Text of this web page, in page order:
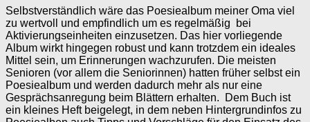
Selbstverständlich wäre das Poesiealbum meiner Oma viel
zu wertvoll und empfindlich um es regelmäßig bei
Aktivierungseinheiten einzusetzen. Das hier vorliegende
Album wirkt hingegen robust und kann trotzdem ein ideales
Mittel sein, um Erinnerungen wachzurufen. Die meisten
Senioren (vor allem die Seniorinnen) hatten früher selbst ein
Poesiealbum und werden dadurch mehr als nur eine
Gesprächsanregung beim Blättern erhalten. Dem Buch ist
ein kleines Heft beigelegt, in dem neben Hintergrundinfos zu